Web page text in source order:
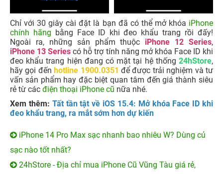
Chỉ với 30 giây cài đặt là bạn đã có thể mở khóa iPhone
chính hãng bằng Face ID khi đeo khẩu trang rồi đấy!
Ngoài ra, những sản phẩm thuộc iPhone 12 Series,
iPhone 13 Series có hỗ trợ tính năng mở khóa Face ID khi
đeo khẩu trang hiện đang có mặt tại hệ thống 24hStore,
hãy gọi đếnhotline 1900.0351 để được trải nghiệm và tư
vấn sản phẩm hay đặc biệt quan tâm đến giá thành siêu
rẻ từ các điện thoại iPhone cũ nữa nhé.
Xem thêm: Tất tần tật về iOS 15.4: Mở khóa Face ID khi
đeo khẩu trang, ra mắt sớm hơn dự kiến
iPhone 14 Pro Max sạc nhanh bao nhiêu W? Dùng củ
sạc nào tốt nhất?
24hStore - Địa chỉ mua iPhone Cũ Vũng Tàu giá rẻ,